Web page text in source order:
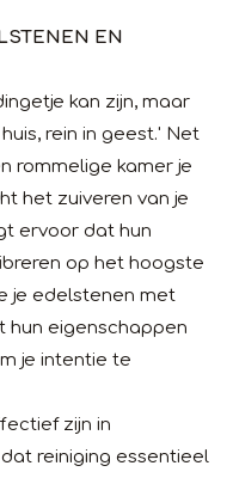
EN
kan zijn, maar
rein in geest.' Net
rommelige kamer je
het zuiveren van je
ervoor dat hun
op het hoogste
je edelstenen met
hun eigenschappen
je intentie te
zijn in
reiniging essentieel